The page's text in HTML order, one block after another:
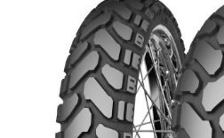
Marken
Reifentests